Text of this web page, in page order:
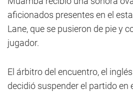
aficionados presentes en el
Lane, que se pusieron de pie y
jugador.
El árbitro del encuentro, el
decidió suspender el partido en